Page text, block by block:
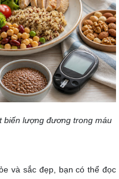
biến lượng đương trong máu
và sắc đẹp, bạn có thể đọc